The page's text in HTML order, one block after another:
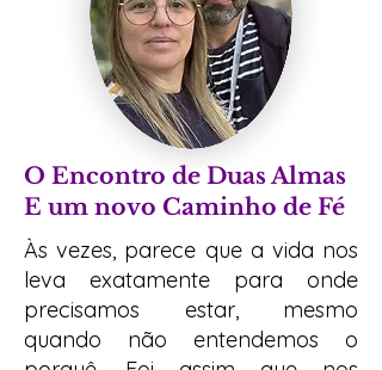
O Encontro de Duas Almas
E um novo Caminho de Fé
Às vezes, parece que a vida nos
leva exatamente para onde
precisamos estar, mesmo
quando não entendemos o